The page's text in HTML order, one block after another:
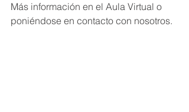
Más información en el Aula Virtual o
poniéndose en contacto con nosotros.